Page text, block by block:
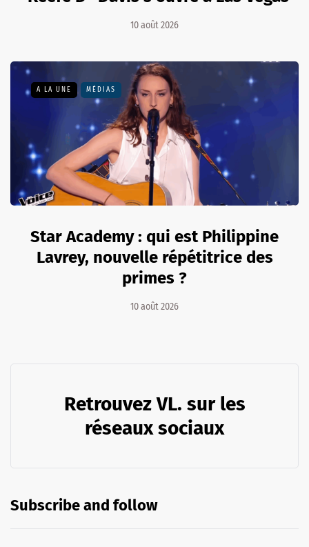
10 août 2026
A LA UNE MÉDIAS
Star Academy : qui est Philippine
Lavrey, nouvelle répétitrice des
primes ?
10 août 2026
Retrouvez VL. sur les
réseaux sociaux
Subscribe and follow